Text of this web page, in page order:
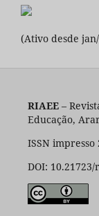
(Ativo desde
RIAEE–
Educação,
ISSN impresso
DOI: 10.21723/